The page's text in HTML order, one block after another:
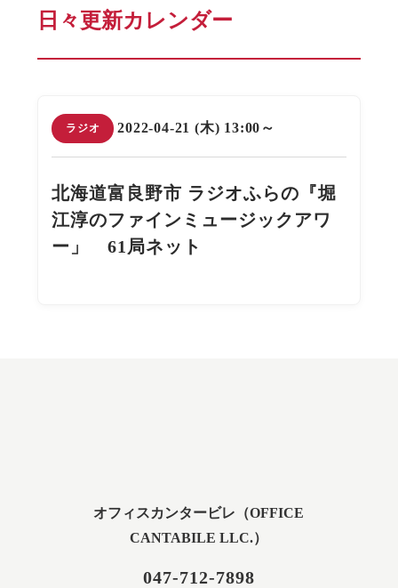
日々更新カレンダー
ラジオ 2022-04-21 (木) 13:00～
北海道富良野市 ラジオふらの『堀
江淳のファインミュージックアワ
ー」 61局ネット
オフィスカンタービレ（OFFICE
CANTABILE LLC.）
047-712-7898